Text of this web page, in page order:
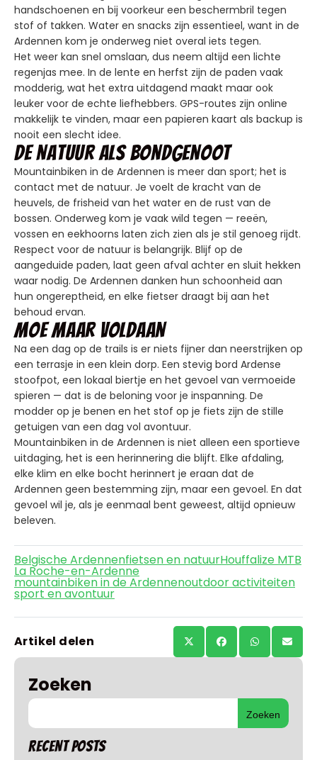
handschoenen en bij voorkeur een beschermbril tegen
stof of takken. Water en snacks zijn essentieel, want in de
Ardennen kom je onderweg niet overal iets tegen.
Het weer kan snel omslaan, dus neem altijd een lichte
regenjas mee. In de lente en herfst zijn de paden vaak
modderig, wat het extra uitdagend maakt maar ook
leuker voor de echte liefhebbers. GPS-routes zijn online
makkelijk te vinden, maar een papieren kaart als backup is
nooit een slecht idee.
De natuur als bondgenoot
Mountainbiken in de Ardennen is meer dan sport; het is
contact met de natuur. Je voelt de kracht van de
heuvels, de frisheid van het water en de rust van de
bossen. Onderweg kom je vaak wild tegen — reeën,
vossen en eekhoorns laten zich zien als je stil genoeg rijdt.
Respect voor de natuur is belangrijk. Blijf op de
aangeduide paden, laat geen afval achter en sluit hekken
waar nodig. De Ardennen danken hun schoonheid aan
hun ongereptheid, en elke fietser draagt bij aan het
behoud ervan.
Moe maar voldaan
Na een dag op de trails is er niets fijner dan neerstrijken op
een terrasje in een klein dorp. Een stevig bord Ardense
stoofpot, een lokaal biertje en het gevoel van vermoeide
spieren — dat is de beloning voor je inspanning. De
modder op je benen en het stof op je fiets zijn de stille
getuigen van een dag vol avontuur.
Mountainbiken in de Ardennen is niet alleen een sportieve
uitdaging, het is een herinnering die blijft. Elke afdaling,
elke klim en elke bocht herinnert je eraan dat de
Ardennen geen bestemming zijn, maar een gevoel. En dat
gevoel wil je, als je eenmaal bent geweest, altijd opnieuw
beleven.
Belgische Ardennenfietsen en natuurHouffalize MTB
La Roche-en-Ardenne
mountainbiken in de Ardennenoutdoor activiteiten
sport en avontuur
Artikel delen
Zoeken
Zoeken
Recent Posts